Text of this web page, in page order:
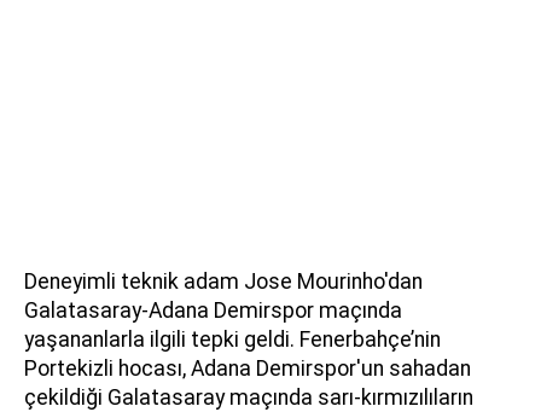
Deneyimli teknik adam Jose Mourinho'dan
Galatasaray-Adana Demirspor maçında
yaşananlarla ilgili tepki geldi. Fenerbahçe’nin
Portekizli hocası, Adana Demirspor'un sahadan
çekildiği Galatasaray maçında sarı-kırmızılıların